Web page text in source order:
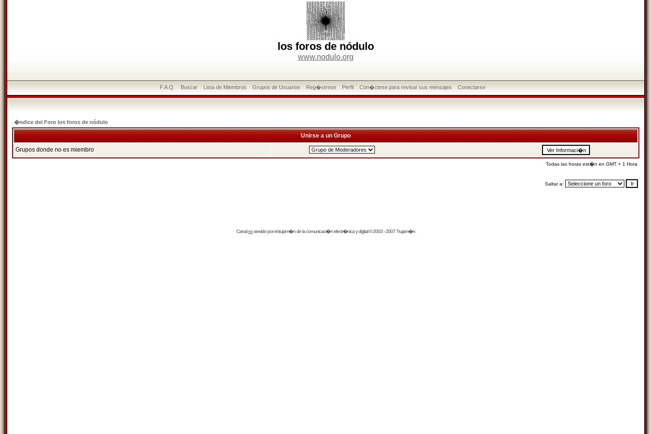
los foros de nódulo
www.nodulo.org
F.A.Q. Buscar Lista de Miembros Grupos de Usuarios Reg�strese Perfil Con�ctese para revisar sus mensajes Conectarse
�ndice del Foro los foros de nódulo
Unirse a un Grupo
Grupos donde no es miembro
Todas las horas est�n en GMT + 1 Hora
Saltar a:
Canalrssservido por eltrujam�nde la comunicaci�n electr�nica y digital © 2003 - 2007 Trujam�n